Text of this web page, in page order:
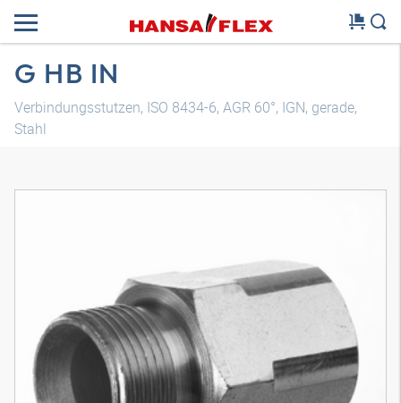
G HB IN
Verbindungsstutzen, ISO 8434-6, AGR 60°, IGN, gerade,
Stahl
3D Modell